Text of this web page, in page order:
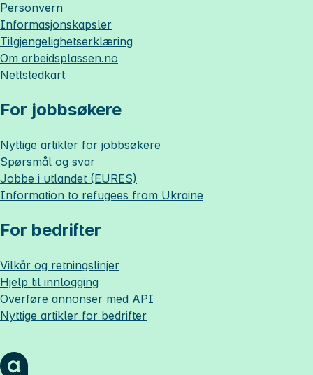
Personvern
Informasjonskapsler
Tilgjengelighetserklæring
Om arbeidsplassen.no
Nettstedkart
For jobbsøkere
Nyttige artikler for jobbsøkere
Spørsmål og svar
Jobbe i utlandet (EURES)
Information to refugees from Ukraine
For bedrifter
Vilkår og retningslinjer
Hjelp til innlogging
Overføre annonser med API
Nyttige artikler for bedrifter